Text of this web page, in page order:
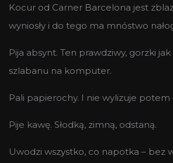
Kocur od Carner Barcelona jest
wyniosły i do tego ma mnóstwo
Pija absynt. Ten prawdziwy, gorzki
szlabanu na komputer.
Pali papierochy. I nie wylizuje potem
Pije kawę. Słodką, zimną, odstaną.
Uwodzi wszystko, co napotka – bez